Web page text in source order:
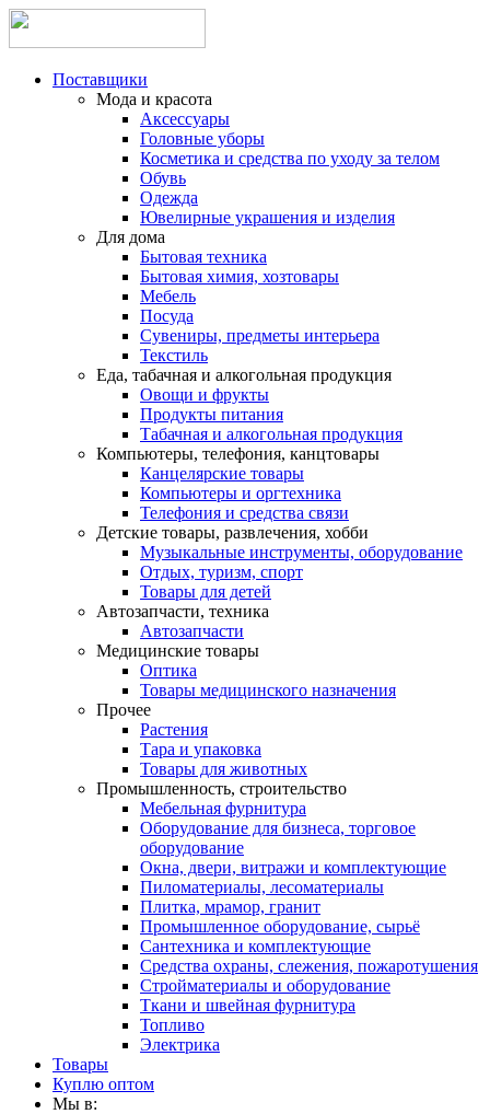
Поставщики
Мода и красота
Аксессуары
Головные уборы
Косметика и средства по уходу за телом
Обувь
Одежда
Ювелирные украшения и изделия
Для дома
Бытовая техника
Бытовая химия, хозтовары
Мебель
Посуда
Сувениры, предметы интерьера
Текстиль
Еда, табачная и алкогольная продукция
Овощи и фрукты
Продукты питания
Табачная и алкогольная продукция
Компьютеры, телефония, канцтовары
Канцелярские товары
Компьютеры и оргтехника
Телефония и средства связи
Детские товары, развлечения, хобби
Музыкальные инструменты, оборудование
Отдых, туризм, спорт
Товары для детей
Автозапчасти, техника
Автозапчасти
Медицинские товары
Оптика
Товары медицинского назначения
Прочее
Растения
Тара и упаковка
Товары для животных
Промышленность, строительство
Мебельная фурнитура
Оборудование для бизнеса, торговое
оборудование
Окна, двери, витражи и комплектующие
Пиломатериалы, лесоматериалы
Плитка, мрамор, гранит
Промышленное оборудование, сырьё
Сантехника и комплектующие
Средства охраны, слежения, пожаротушения
Стройматериалы и оборудование
Ткани и швейная фурнитура
Топливо
Электрика
Товары
Куплю оптом
Мы в: